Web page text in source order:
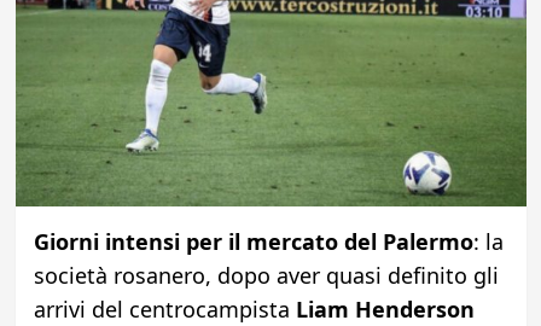
Giorni intensi per il mercato del Palermo: la
società rosanero, dopo aver quasi definito gli
arrivi del centrocampista Liam Henderson